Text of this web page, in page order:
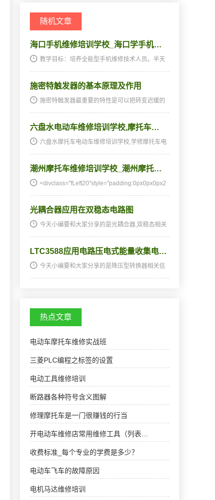
随机文章
海口手机维修培训学校_海口学手机…
教学目标：培养全能型手机维修技术人员。半天
上的、全能的手机维修技术人才和手机维修店老
施密特触发器的基本原理及作用
施密特触发器最重要的特性是可以把转变迟缓的
升电路的抗干扰性。它是由二级直流放大器构
六盘水电动车维修培训学校,摩托车…
六盘水摩托车电动车维修培训学校,学修摩托车电
湖南阳光电子技术学校电动车维修、摩托车维修
潮州摩托车维修培训学校_潮州摩托…
<divclass="fLeft20"style="padding:0px0px0px2
光耦合器应用在双稳态电路图
今天小编要和大家分享的是光耦合器,双稳态相关
ocx这几个方面来介绍。光耦合器,双稳态相关技
LTC3588应用电路压电式能量收集电…
今天小编要和大家分享的是降压型转换器相关信
热点文章
电动车摩托车维修实战班
三菱PLC编程之标签的设置
电动工具维修培训
断路器各种符号含义图解
修理摩托车是一门很赚钱的行当
开电动车维修店常用维修工具（列表…
收费标准_每个专业的学费是多少？
电动车飞车的故障原因
电机马达维修培训